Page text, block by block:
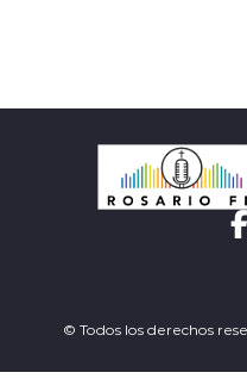
© Todos los derechos